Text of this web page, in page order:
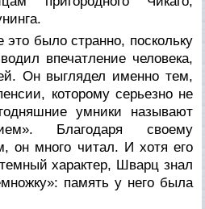
было странно, поскольку
впечатление человека,
Он выглядел именно тем,
которому серьезно не
умники называют
Благодаря своему
он много читал. И хотя его
характер, Шварц знал
память у него была